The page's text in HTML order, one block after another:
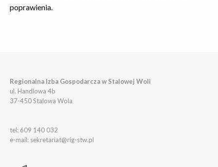
poprawienia.
Regionalna Izba Gospodarcza w Stalowej Woli
ul. Handlowa 4b
37-450 Stalowa Wola
tel: 609 140 032
e-mail: sekretariat@rig-stw.pl